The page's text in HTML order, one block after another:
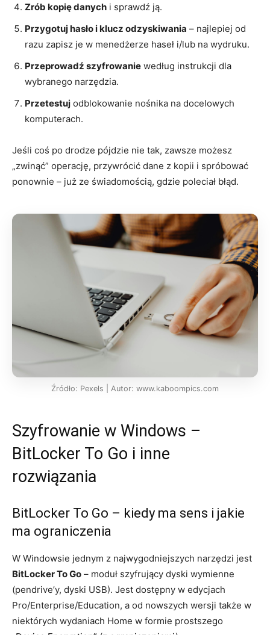
Zrób kopię danych i sprawdź ją.
Przygotuj hasło i klucz odzyskiwania – najlepiej od
razu zapisz je w menedżerze haseł i/lub na wydruku.
Przeprowadź szyfrowanie według instrukcji dla
wybranego narzędzia.
Przetestuj odblokowanie nośnika na docelowych
komputerach.
Jeśli coś po drodze pójdzie nie tak, zawsze możesz
„zwinąć” operację, przywrócić dane z kopii i spróbować
ponownie – już ze świadomością, gdzie poleciał błąd.
Źródło: Pexels | Autor: www.kaboompics.com
Szyfrowanie w Windows –
BitLocker To Go i inne
rozwiązania
BitLocker To Go – kiedy ma sens i jakie
ma ograniczenia
W Windowsie jednym z najwygodniejszych narzędzi jest
BitLocker To Go – moduł szyfrujący dyski wymienne
(pendrive’y, dyski USB). Jest dostępny w edycjach
Pro/Enterprise/Education, a od nowszych wersji także w
niektórych wydaniach Home w formie prostszego